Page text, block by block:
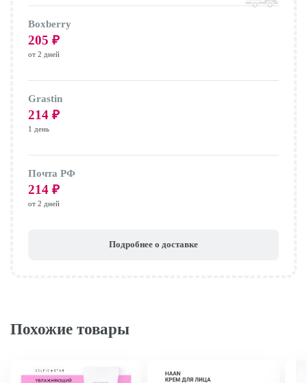
Boxberry
205 ₽
от 2 дней
Grastin
214 ₽
1 день
Почта РФ
214 ₽
от 2 дней
Подробнее о доставке
Похожие товары